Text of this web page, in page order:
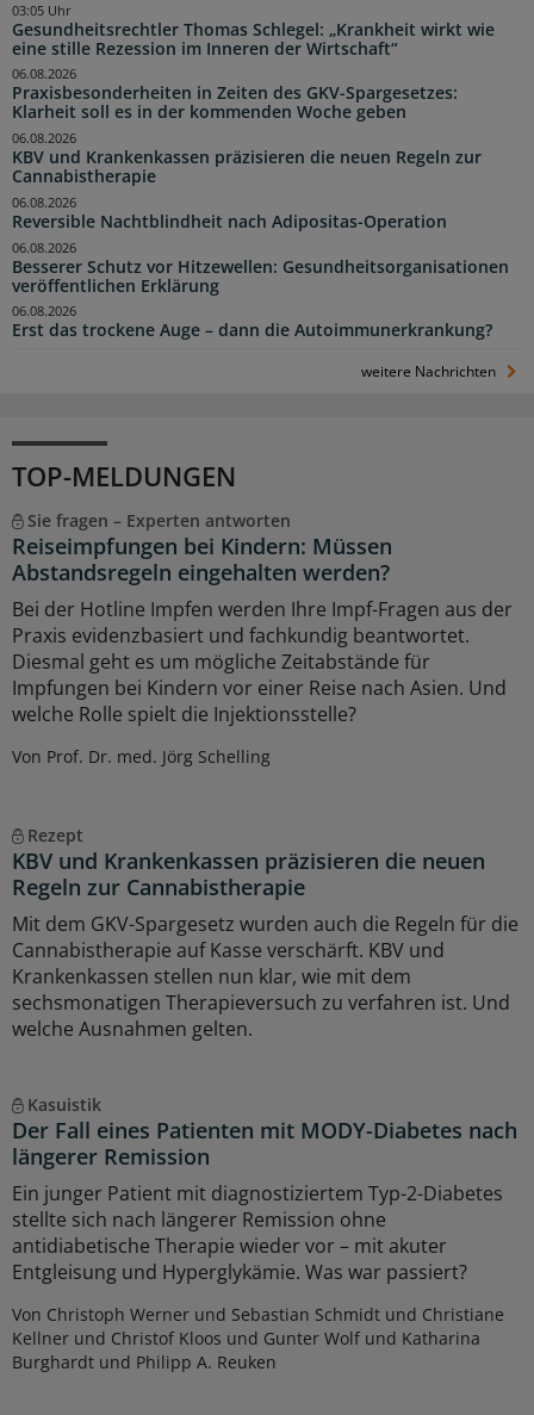
Gesundheitsrechtler Thomas Schlegel: „Krankheit wirkt wie
eine stille Rezession im Inneren der Wirtschaft“
03:05 Uhr
Praxisbesonderheiten in Zeiten des GKV-Spargesetzes:
Klarheit soll es in der kommenden Woche geben
06.08.2026
KBV und Krankenkassen präzisieren die neuen Regeln zur
Cannabistherapie
06.08.2026
Reversible Nachtblindheit nach Adipositas-Operation
06.08.2026
Besserer Schutz vor Hitzewellen: Gesundheitsorganisationen
veröffentlichen Erklärung
06.08.2026
Erst das trockene Auge – dann die Autoimmunerkrankung?
06.08.2026
weitere Nachrichten
TOP-MELDUNGEN
Sie fragen – Experten antworten
Reiseimpfungen bei Kindern: Müssen
Abstandsregeln eingehalten werden?
Bei der Hotline Impfen werden Ihre Impf-Fragen aus der
Praxis evidenzbasiert und fachkundig beantwortet.
Diesmal geht es um mögliche Zeitabstände für
Impfungen bei Kindern vor einer Reise nach Asien. Und
welche Rolle spielt die Injektionsstelle?
Von Prof. Dr. med. Jörg Schelling
Rezept
KBV und Krankenkassen präzisieren die neuen
Regeln zur Cannabistherapie
Mit dem GKV-Spargesetz wurden auch die Regeln für die
Cannabistherapie auf Kasse verschärft. KBV und
Krankenkassen stellen nun klar, wie mit dem
sechsmonatigen Therapieversuch zu verfahren ist. Und
welche Ausnahmen gelten.
Kasuistik
Der Fall eines Patienten mit MODY-Diabetes nach
längerer Remission
Ein junger Patient mit diagnostiziertem Typ-2-Diabetes
stellte sich nach längerer Remission ohne
antidiabetische Therapie wieder vor – mit akuter
Entgleisung und Hyperglykämie. Was war passiert?
Von Christoph Werner und Sebastian Schmidt und Christiane
Kellner und Christof Kloos und Gunter Wolf und Katharina
Burghardt und Philipp A. Reuken